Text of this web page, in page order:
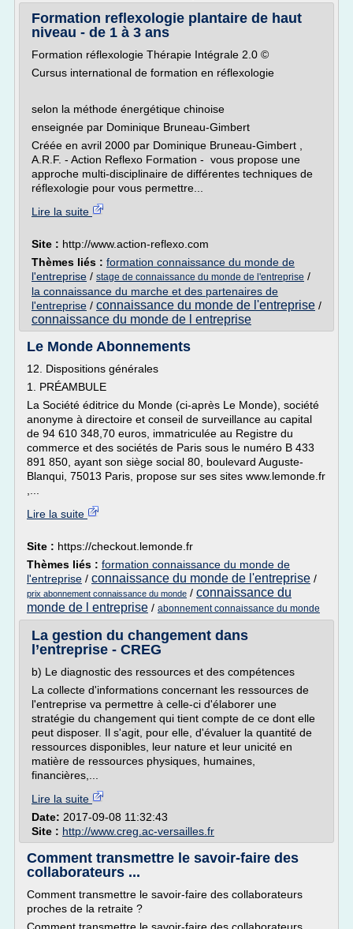
Formation reflexologie plantaire de haut
niveau - de 1 à 3 ans
Formation réflexologie Thérapie Intégrale 2.0 ©
Cursus international de formation en réflexologie
selon la méthode énergétique chinoise
enseignée par Dominique Bruneau-Gimbert
Créée en avril 2000 par Dominique Bruneau-Gimbert ,
A.R.F. - Action Reflexo Formation - vous propose une
approche multi-disciplinaire de différentes techniques de
réflexologie pour vous permettre...
Lire la suite
Site : http://www.action-reflexo.com
Thèmes liés : formation connaissance du monde de
l'entreprise / stage de connaissance du monde de l'entreprise /
la connaissance du marche et des partenaires de
l'entreprise / connaissance du monde de l'entreprise /
connaissance du monde de l entreprise
Le Monde Abonnements
12. Dispositions générales
1. PRÉAMBULE
La Société éditrice du Monde (ci-après Le Monde), société
anonyme à directoire et conseil de surveillance au capital
de 94 610 348,70 euros, immatriculée au Registre du
commerce et des sociétés de Paris sous le numéro B 433
891 850, ayant son siège social 80, boulevard Auguste-
Blanqui, 75013 Paris, propose sur ses sites www.lemonde.fr
Lire la suite
Site : https://checkout.lemonde.fr
Thèmes liés : formation connaissance du monde de
l'entreprise / connaissance du monde de l'entreprise /
prix abonnement connaissance du monde / connaissance du
monde de l entreprise / abonnement connaissance du monde
La gestion du changement dans
l’entreprise - CREG
b) Le diagnostic des ressources et des compétences
La collecte d'informations concernant les ressources de
l'entreprise va permettre à celle-ci d'élaborer une
stratégie du changement qui tient compte de ce dont elle
peut disposer. Il s'agit, pour elle, d'évaluer la quantité de
ressources disponibles, leur nature et leur unicité en
matière de ressources physiques, humaines,
financières,...
Lire la suite
Date: 2017-09-08 11:32:43
Site : http://www.creg.ac-versailles.fr
Comment transmettre le savoir-faire des
collaborateurs ...
Comment transmettre le savoir-faire des collaborateurs
proches de la retraite ?